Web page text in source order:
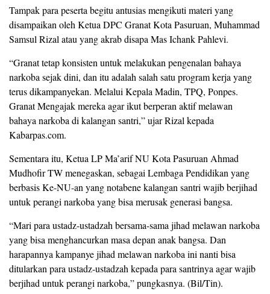
Tampak para peserta begitu antusias mengikuti materi yang
disampaikan oleh Ketua DPC Granat Kota Pasuruan, Muhammad
Samsul Rizal atau yang akrab disapa Mas Ichank Pahlevi.
“Granat tetap konsisten untuk melakukan pengenalan bahaya
narkoba sejak dini, dan itu adalah salah satu program kerja yang
terus dikampanyekan. Melalui Kepala Madin, TPQ, Ponpes.
Granat Mengajak mereka agar ikut berperan aktif melawan
bahaya narkoba di kalangan santri,” ujar Rizal kepada
Kabarpas.com.
Sementara itu, Ketua LP Ma’arif NU Kota Pasuruan Ahmad
Mudhofir TW menegaskan, sebagai Lembaga Pendidikan yang
berbasis Ke-NU-an yang notabene kalangan santri wajib berjihad
untuk perangi narkoba yang bisa merusak generasi bangsa.
“Mari para ustadz-ustadzah bersama-sama jihad melawan narkoba
yang bisa menghancurkan masa depan anak bangsa. Dan
harapannya kampanye jihad melawan narkoba ini nanti bisa
ditularkan para ustadz-ustadzah kepada para santrinya agar wajib
berjihad untuk perangi narkoba,” pungkasnya. (Bil/Tin).